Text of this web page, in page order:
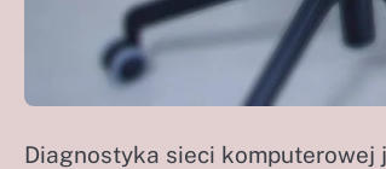
Diagnostyka sieci komputerowej